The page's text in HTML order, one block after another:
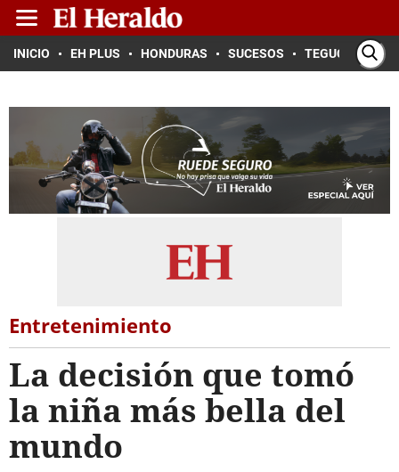
INICIO EH PLUS HONDURAS SUCESOS TEGUCIGALPA
Entretenimiento
La decisión que tomó
la niña más bella del
mundo